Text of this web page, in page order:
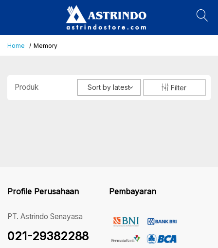
Home Memory
Produk Sort by latest Filter
Profile Perusahaan
PT. Astrindo Senayasa
021-29382288
Pembayaran